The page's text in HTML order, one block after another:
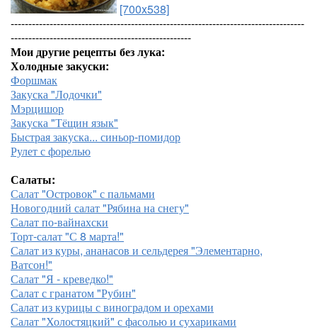
[700x538]
-----------------------------------------------------------------------------------
---------------------------------------------------
Мои другие рецепты без лука:
Холодные закуски:
Форшмак
Закуска "Лодочки"
Мэрцишор
Закуска "Тёщин язык"
Быстрая закуска... синьор-помидор
Рулет с форелью
Салаты:
Салат "Островок" с пальмами
Новогодний салат "Рябина на снегу"
Салат по-вайнахски
Торт-салат "С 8 марта!"
Салат из куры, ананасов и сельдерея "Элементарно,
Ватсон!"
Салат "Я - креведко!"
Салат с гранатом "Рубин"
Салат из курицы с виноградом и орехами
Салат "Холостяцкий" с фасолью и сухариками